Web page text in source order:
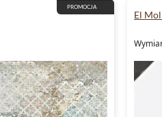
PROMOCJA
El